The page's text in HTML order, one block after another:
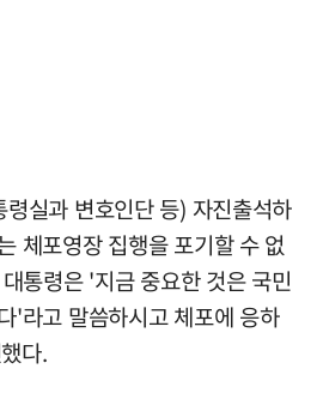
실과 변호인단 등) 자진출석하
체포영장 집행을 포기할 수 없
통령은 '지금 중요한 것은 국민
'라고 말씀하시고 체포에 응하
다.